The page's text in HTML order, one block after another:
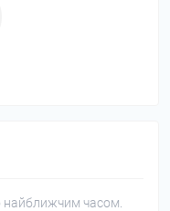
найближчим часом.